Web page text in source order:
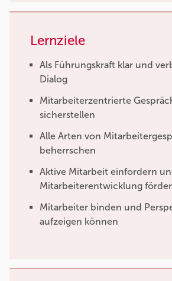
Lernziele
Als Führungskraft klar und
Dialog
Mitarbeiterzentrierte
sicherstellen
Alle Arten von
beherrschen
Aktive Mitarbeit einfordern
Mitarbeiterentwicklung
Mitarbeiter binden und
aufzeigen können